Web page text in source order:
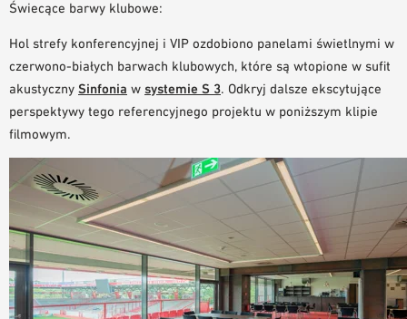
Świecące barwy klubowe:
Hol strefy konferencyjnej i VIP ozdobiono panelami świetlnymi w
czerwono-białych barwach klubowych, które są wtopione w sufit
akustyczny Sinfonia w systemie S 3. Odkryj dalsze ekscytujące
perspektywy tego referencyjnego projektu w poniższym klipie
filmowym.